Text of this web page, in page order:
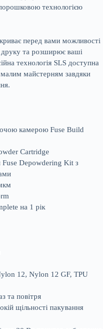
технологією
перед вами можливості
друку та розширює ваші
технологія SLS доступна
майстерням завдяки
камерою Fuse Build
Cartridge
Fuse Depowdering Kit з
на 1 рік
12, Nylon 12 GF, TPU
та повітря
щільності пакування